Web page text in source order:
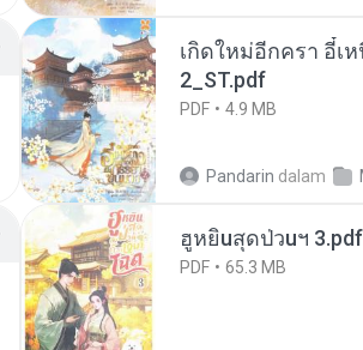
เกิดใหม่อีกครา อี๋เ
2_ST.pdf
PDF 4.9 MB
Pandarin dalam
ฮูหยิuสุดป่วuฯ 3.pdf
PDF 65.3 MB